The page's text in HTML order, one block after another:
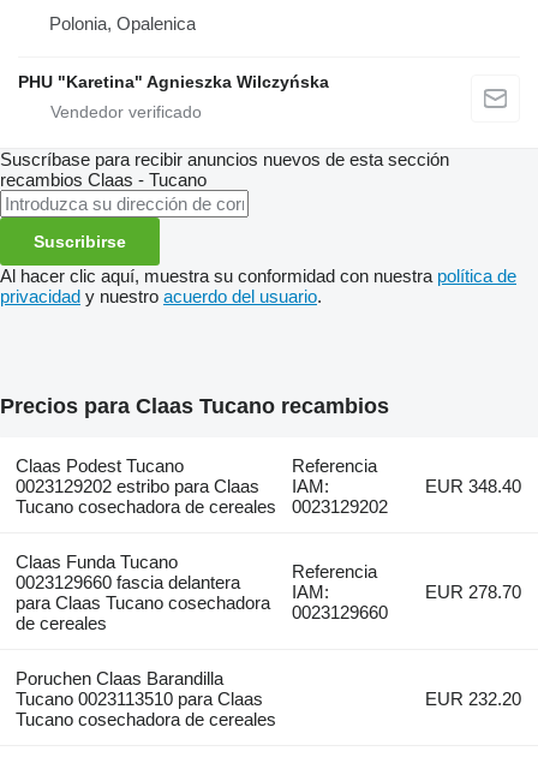
Polonia, Opalenica
PHU "Karetina" Agnieszka Wilczyńska
Suscríbase para recibir anuncios nuevos de esta sección
recambios Claas - Tucano
Suscribirse
Al hacer clic aquí, muestra su conformidad con nuestra política de
privacidad y nuestro acuerdo del usuario.
Precios para Claas Tucano recambios
Claas Podest Tucano
0023129202 estribo para Claas
Tucano cosechadora de cereales
Referencia
IAM:
0023129202
EUR 348.40
Claas Funda Tucano
0023129660 fascia delantera
para Claas Tucano cosechadora
de cereales
Referencia
IAM:
0023129660
EUR 278.70
Poruchen Claas Barandilla
Tucano 0023113510 para Claas
Tucano cosechadora de cereales
EUR 232.20